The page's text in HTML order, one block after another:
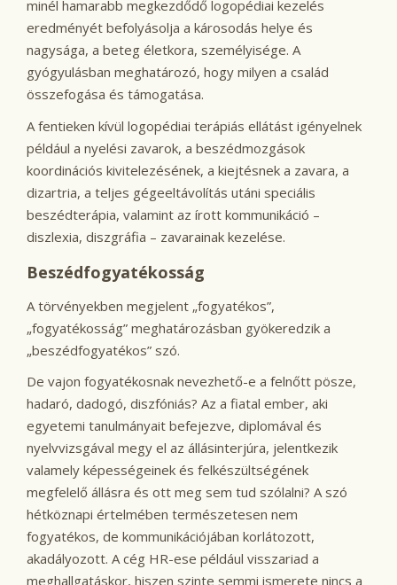
minél hamarabb megkezdődő logopédiai kezelés
eredményét befolyásolja a károsodás helye és
nagysága, a beteg életkora, személyisége. A
gyógyulásban meghatározó, hogy milyen a család
összefogása és támogatása.
A fentieken kívül logopédiai terápiás ellátást igényelnek
például a nyelési zavarok, a beszédmozgások
koordinációs kivitelezésének, a kiejtésnek a zavara, a
dizartria, a teljes gégeeltávolítás utáni speciális
beszédterápia, valamint az írott kommunikáció –
diszlexia, diszgráfia – zavarainak kezelése.
Beszédfogyatékosság
A törvényekben megjelent „fogyatékos”,
„fogyatékosság” meghatározásban gyökeredzik a
„beszédfogyatékos” szó.
De vajon fogyatékosnak nevezhető-e a felnőtt pösze,
hadaró, dadogó, diszfóniás? Az a fiatal ember, aki
egyetemi tanulmányait befejezve, diplomával és
nyelvvizsgával megy el az állásinterjúra, jelentkezik
valamely képességeinek és felkészültségének
megfelelő állásra és ott meg sem tud szólalni? A szó
hétköznapi értelmében természetesen nem
fogyatékos, de kommunikációjában korlátozott,
akadályozott. A cég HR-ese például visszariad a
meghallgatáskor, hiszen szinte semmi ismerete nincs a